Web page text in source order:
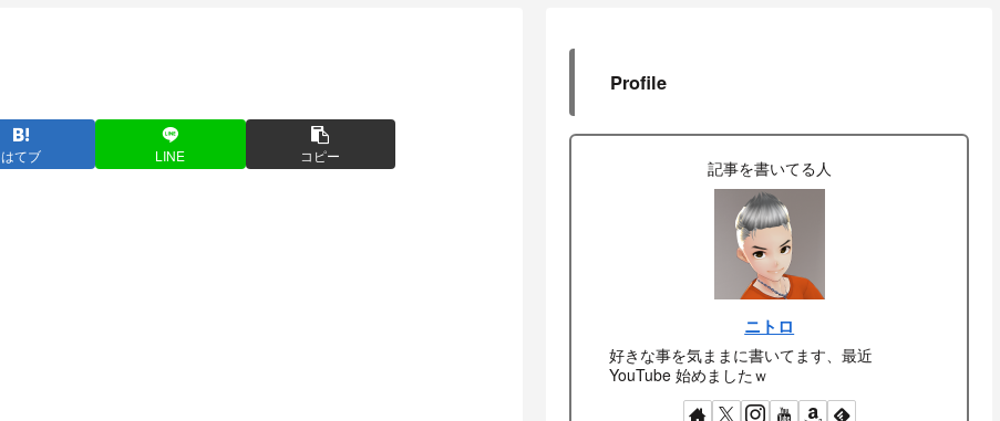
はてブ LINE コピー
Profile
記事を書いてる人
ニトロ
好きな事を気ままに書いてます、最近
YouTube 始めましたｗ